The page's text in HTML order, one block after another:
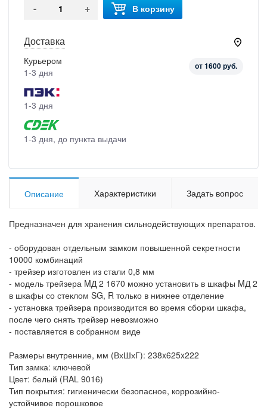
- + В корзину
Доставка
Курьером
1-3 дня
от 1600 руб.
1-3 дня
1-3 дня, до пункта выдачи
Описание Характеристики Задать вопрос
Предназначен для хранения сильнодействующих препаратов.
- оборудован отдельным замком повышенной секретности
10000 комбинаций
- трейзер изготовлен из стали 0,8 мм
- модель трейзера MД 2 1670 можно установить в шкафы MД 2
в шкафы со стеклом SG, R только в нижнее отделение
- установка трейзера производится во время сборки шкафа,
после чего снять трейзер невозможно
- поставляется в собранном виде
Размеры внутренние, мм (ВхШхГ): 238x625x222
Тип замка: ключевой
Цвет: белый (RAL 9016)
Тип покрытия: гигиенически безопасное, коррозийно-
устойчивое порошковое